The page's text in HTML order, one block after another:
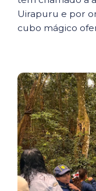
Uirapuru e por
cubo mágico